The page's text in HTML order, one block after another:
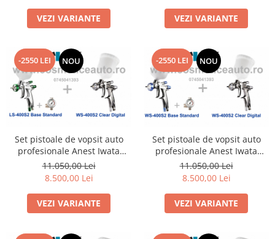
VEZI VARIANTE VEZI VARIANTE
-2550 LEI NOU
Set pistoale de vopsit auto
profesionale Anest Iwata
SUPERIOR SET LS-400SR2
BASE Standard + WS-400SR2
11.050,00 Lei
8.500,00 Lei
VEZI VARIANTE
-2550 LEI NOU
Set pistoale de vopsit auto
profesionale Anest Iwata
SUPERIOR SET LS-400 SR2
BASE Standard + WS-400 SR2
11.050,00 Lei
8.500,00 Lei
VEZI VARIANTE